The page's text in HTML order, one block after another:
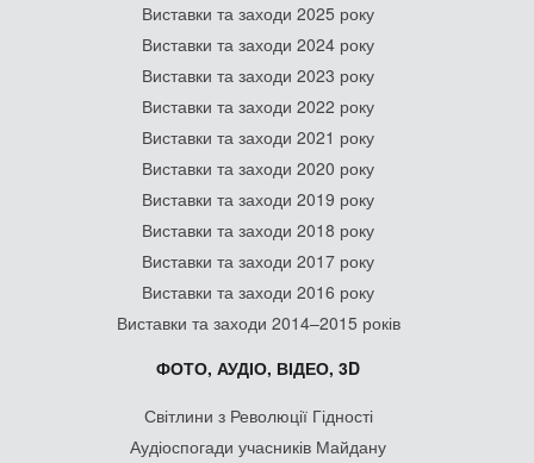
Виставки та заходи 2025 року
Виставки та заходи 2024 року
Виставки та заходи 2023 року
Виставки та заходи 2022 року
Виставки та заходи 2021 року
Виставки та заходи 2020 року
Виставки та заходи 2019 року
Виставки та заходи 2018 року
Виставки та заходи 2017 року
Виставки та заходи 2016 року
Виставки та заходи 2014–2015 років
ФОТО, АУДІО, ВІДЕО, 3D
Світлини з Революції Гідності
Аудіоспогади учасників Майдану